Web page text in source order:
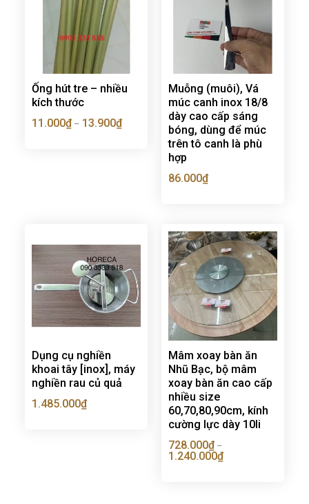
Ống hút tre – nhiều
kích thước
11.000₫– 13.900₫
Muỗng (muôi), Vá
múc canh inox 18/8
dày cao cấp sáng
bóng, dùng để múc
trên tô canh là phù
hợp
86.000₫
Dụng cụ nghiền
khoai tây [inox], máy
nghiền rau củ quả
1.485.000₫
Mâm xoay bàn ăn
Nhũ Bạc, bộ mâm
xoay bàn ăn cao cấp
nhiều size
60,70,80,90cm, kính
cường lực dày 10li
728.000₫–
1.240.000₫